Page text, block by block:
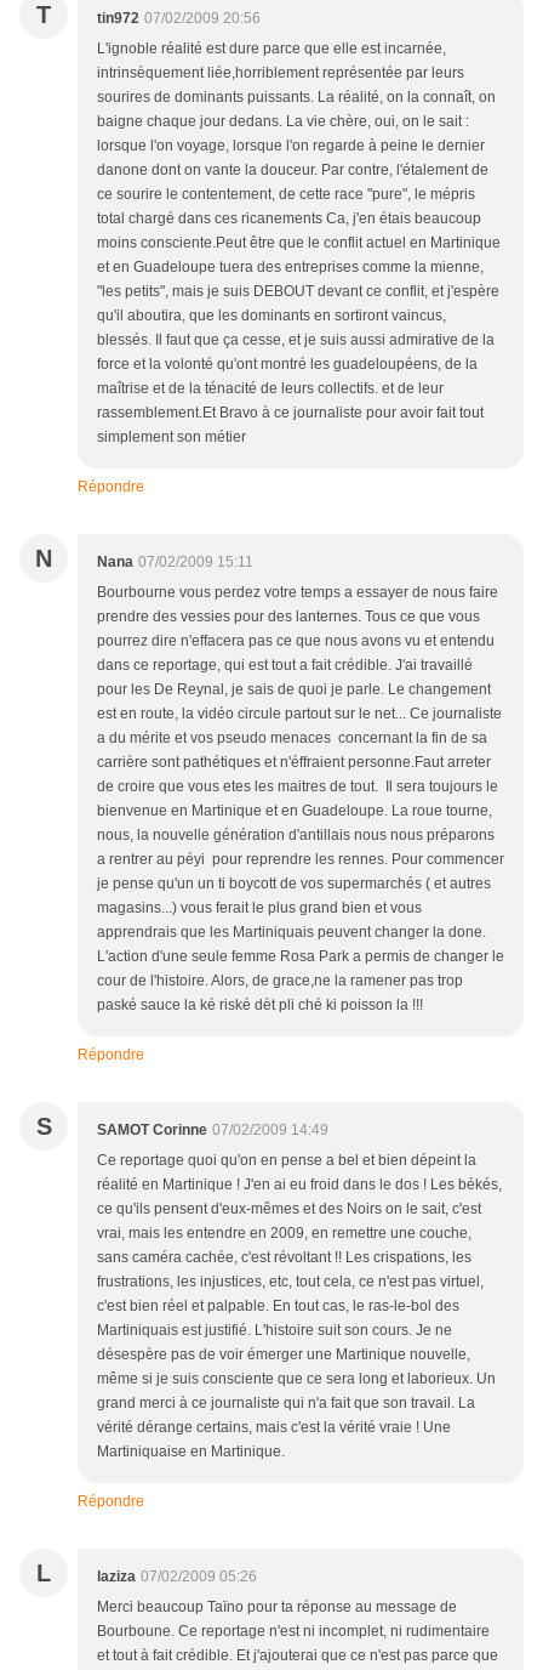
T tin972 07/02/2009 20:56
L'ignoble réalité est dure parce que elle est incarnée,
intrinsèquement liée,horriblement représentée par leurs
sourires de dominants puissants. La réalité, on la connaît, on
baigne chaque jour dedans. La vie chère, oui, on le sait :
lorsque l'on voyage, lorsque l'on regarde à peine le dernier
danone dont on vante la douceur. Par contre, l'étalement de
ce sourire le contentement, de cette race "pure", le mépris
total chargé dans ces ricanements Ca, j'en étais beaucoup
moins consciente.Peut être que le conflit actuel en Martinique
et en Guadeloupe tuera des entreprises comme la mienne,
"les petits", mais je suis DEBOUT devant ce conflit, et j'espère
qu'il aboutira, que les dominants en sortiront vaincus,
blessés. Il faut que ça cesse, et je suis aussi admirative de la
force et la volonté qu'ont montré les guadeloupéens, de la
maîtrise et de la ténacité de leurs collectifs. et de leur
rassemblement.Et Bravo à ce journaliste pour avoir fait tout
simplement son métier
Répondre
N Nana 07/02/2009 15:11
Bourbourne vous perdez votre temps a essayer de nous faire
prendre des vessies pour des lanternes. Tous ce que vous
pourrez dire n'effacera pas ce que nous avons vu et entendu
dans ce reportage, qui est tout a fait crédible. J'ai travaillé
pour les De Reynal, je sais de quoi je parle. Le changement
est en route, la vidéo circule partout sur le net... Ce journaliste
a du mérite et vos pseudo menaces concernant la fin de sa
carrière sont pathétiques et n'éffraient personne.Faut arreter
de croire que vous etes les maitres de tout. Il sera toujours le
bienvenue en Martinique et en Guadeloupe. La roue tourne,
nous, la nouvelle génération d'antillais nous nous préparons
a rentrer au péyi pour reprendre les rennes. Pour commencer
je pense qu'un un ti boycott de vos supermarchés ( et autres
magasins...) vous ferait le plus grand bien et vous
apprendrais que les Martiniquais peuvent changer la done.
L'action d'une seule femme Rosa Park a permis de changer le
cour de l'histoire. Alors, de grace,ne la ramener pas trop
paské sauce la ké riské dèt pli ché ki poisson la !!!
Répondre
S SAMOT Corinne 07/02/2009 14:49
Ce reportage quoi qu'on en pense a bel et bien dépeint la
réalité en Martinique ! J'en ai eu froid dans le dos ! Les békés,
ce qu'ils pensent d'eux-mêmes et des Noirs on le sait, c'est
vrai, mais les entendre en 2009, en remettre une couche,
sans caméra cachée, c'est révoltant !! Les crispations, les
frustrations, les injustices, etc, tout cela, ce n'est pas virtuel,
c'est bien réel et palpable. En tout cas, le ras-le-bol des
Martiniquais est justifié. L'histoire suit son cours. Je ne
désespère pas de voir émerger une Martinique nouvelle,
même si je suis consciente que ce sera long et laborieux. Un
grand merci à ce journaliste qui n'a fait que son travail. La
vérité dérange certains, mais c'est la vérité vraie ! Une
Martiniquaise en Martinique.
Répondre
L laziza 07/02/2009 05:26
Merci beaucoup Taïno pour ta réponse au message de
Bourboune. Ce reportage n'est ni incomplet, ni rudimentaire
et tout à fait crédible. Et j'ajouterai que ce n'est pas parce que